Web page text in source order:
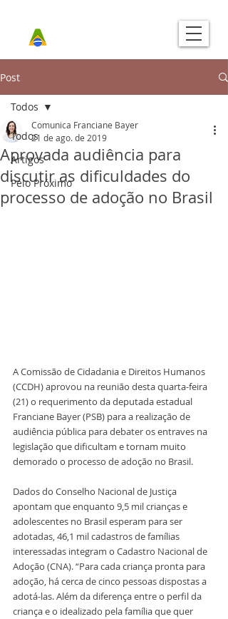
Post
Todos
Artigos
Pelo Próximo
Todos
Aprovada audiência para
discutir as dificuldades do
processo de adoção no Brasil
Comunica Franciane Bayer
21 de ago. de 2019
A Comissão de Cidadania e Direitos Humanos
(CCDH) aprovou na reunião desta quarta-feira
(21) o requerimento da deputada estadual
Franciane Bayer (PSB) para a realização de
audiência pública para debater os entraves na
legislação que dificultam e tornam muito
demorado o processo de adoção no Brasil.
Dados do Conselho Nacional de Justiça
apontam que enquanto 9,5 mil crianças e
adolescentes no Brasil esperam para ser
adotadas, 46,1 mil cadastros de famílias
interessadas integram o Cadastro Nacional de
Adoção (CNA). “Para cada criança pronta para
adoção, há cerca de cinco pessoas dispostas a
adotá-las. Além da diferença entre o perfil da
criança e o idealizado pela família que quer